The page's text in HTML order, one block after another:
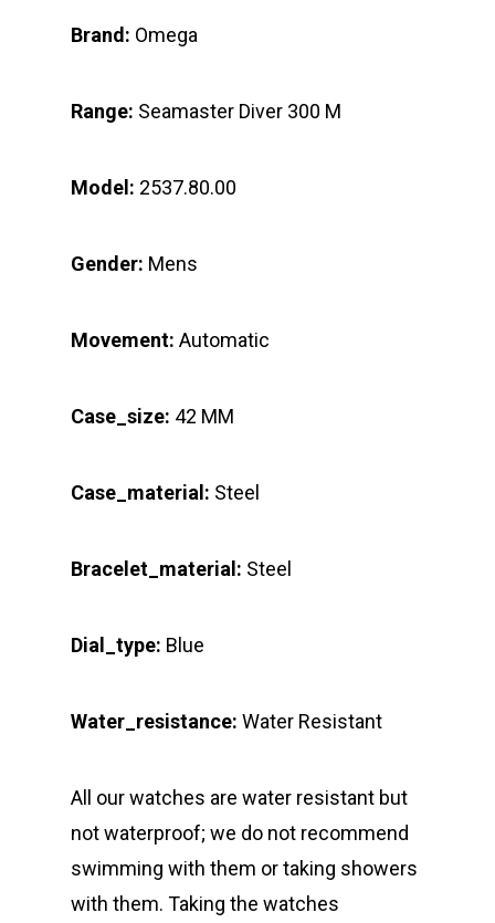
Brand: Omega
Range: Seamaster Diver 300 M
Model: 2537.80.00
Gender: Mens
Movement: Automatic
Case_size: 42 MM
Case_material: Steel
Bracelet_material: Steel
Dial_type: Blue
Water_resistance: Water Resistant
All our watches are water resistant but
not waterproof; we do not recommend
swimming with them or taking showers
with them. Taking the watches